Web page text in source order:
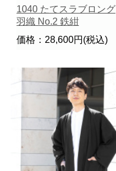
1040 たてスラブロング
羽織 No.2 鉄紺
価格：28,600円(税込)